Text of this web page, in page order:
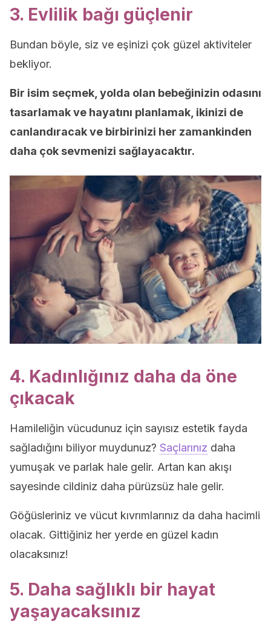
3. Evlilik bağı güçlenir
Bundan böyle, siz ve eşinizi çok güzel aktiviteler
bekliyor.
Bir isim seçmek, yolda olan bebeğinizin odasını
tasarlamak ve hayatını planlamak, ikinizi de
canlandıracak ve birbirinizi her zamankinden
daha çok sevmenizi sağlayacaktır.
4. Kadınlığınız daha da öne
çıkacak
Hamileliğin vücudunuz için sayısız estetik fayda
sağladığını biliyor muydunuz? Saçlarınız daha
yumuşak ve parlak hale gelir. Artan kan akışı
sayesinde cildiniz daha pürüzsüz hale gelir.
Göğüsleriniz ve vücut kıvrımlarınız da daha hacimli
olacak. Gittiğiniz her yerde en güzel kadın
olacaksınız!
5. Daha sağlıklı bir hayat
yaşayacaksınız